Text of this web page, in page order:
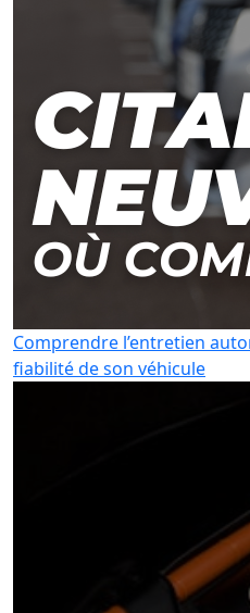
Comprendre l’entretien
fiabilité de son véhicule